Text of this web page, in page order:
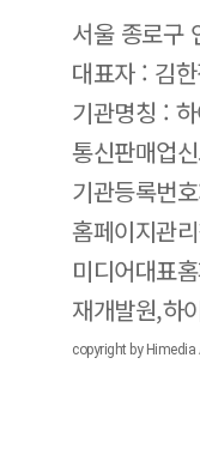
서울 종로구
대표자 : 김
기관명칭 :
통신판매업
기관등록번
홈페이지관
미디어대표
재개발원,하
copyright by